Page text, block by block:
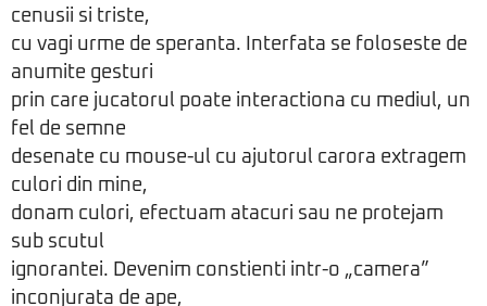
cenusii si triste,
cu vagi urme de speranta. Interfata se foloseste de
anumite gesturi
prin care jucatorul poate interactiona cu mediul, un
fel de semne
desenate cu mouse-ul cu ajutorul carora extragem
culori din mine,
donam culori, efectuam atacuri sau ne protejam
sub scutul
ignorantei. Devenim constienti intr-o „camera”
inconjurata de ape,